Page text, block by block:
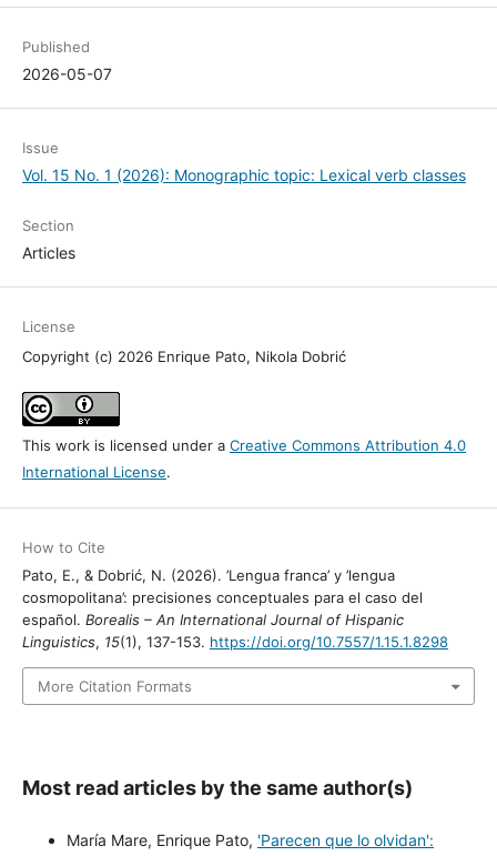
Published
2026-05-07
Issue
Vol. 15 No. 1 (2026): Monographic topic: Lexical verb classes
Section
Articles
License
Copyright (c) 2026 Enrique Pato, Nikola Dobrić
This work is licensed under a Creative Commons Attribution 4.0
International License.
How to Cite
Pato, E., & Dobrić, N. (2026). ’Lengua franca’ y ’lengua
cosmopolitana’: precisiones conceptuales para el caso del
español. Borealis – An International Journal of Hispanic
Linguistics, 15(1), 137-153. https://doi.org/10.7557/1.15.1.8298
More Citation Formats
Most read articles by the same author(s)
María Mare, Enrique Pato, 'Parecen que lo olvidan':